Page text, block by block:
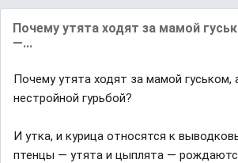
Почему утята ходят за мамой
—...
Почему утята ходят за мамой
нестройной гурьбой?
И утка, и курица относятся к
птенцы — утята и цыплята —